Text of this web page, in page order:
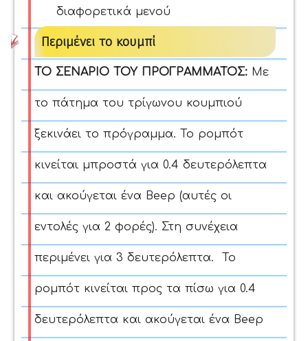
διαφορετικά μενού
Περιμένει το κουμπί
ΤΟ ΣΕΝΑΡΙΟ ΤΟΥ ΠΡΟΓΡΑΜΜΑΤΟΣ: Με
το πάτημα του τρίγωνου κουμπιού
ξεκινάει το πρόγραμμα. Το ρομπότ
κινείται μπροστά για 0.4 δευτερόλεπτα
και ακούγεται ένα Beep (αυτές οι
εντολές για 2 φορές). Στη συνέχεια
περιμένει για 3 δευτερόλεπτα. Το
ρομπότ κινείται προς τα πίσω για 0.4
δευτερόλεπτα και ακούγεται ένα Beep